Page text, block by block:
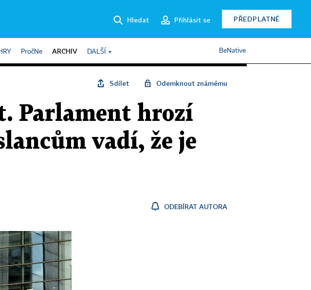
Hledat Přihlásit se PŘEDPLATNÉ
PročNe ARCHIV DALŠÍ BeNative
Sdílet Odemknout známému
Parlament hrozí
vadí, že je
ODEBÍRAT AUTORA